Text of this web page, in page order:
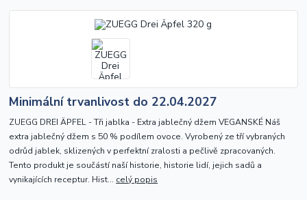
Minimální trvanlivost do 22.04.2027
ZUEGG DREI ÄPFEL - Tři jablka - Extra jablečný džem VEGANSKÉ Náš
extra jablečný džem s 50 % podílem ovoce. Vyrobený ze tří vybraných
odrůd jablek, sklizených v perfektní zralosti a pečlivě zpracovaných.
Tento produkt je součástí naší historie, historie lidí, jejich sadů a
vynikajících receptur. Hist... celý popis